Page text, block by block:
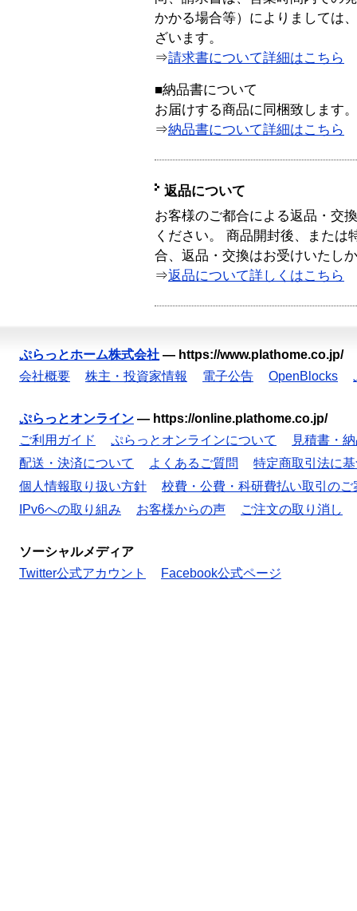
かかる場合等）によりましては
ざいます。
⇒請求書について詳細はこちら
■納品書について
お届けする商品に同梱致します。
⇒納品書について詳細はこちら
返品について
お客様のご都合による返品・交
ください。 商品開封後、または
合、返品・交換はお受けいたし
⇒返品について詳しくはこちら
ぷらっとホーム株式会社 — https://www.plathome.co.jp/
会社概要
株主・投資家情報 電子公告 OpenBlocks
ぷらっとオンライン — https://online.plathome.co.jp/
ご利用ガイド
ぷらっとオンラインについて
見積書・
配送・決済について
よくあるご質問
特定商取引法に
個人情報取り扱い方針
校費・公費・科研費払い取引のご
IPv6への取り組み
お客様からの声 ご注文の取り消し
ソーシャルメディア
Twitter公式アカウント
Facebook公式ページ